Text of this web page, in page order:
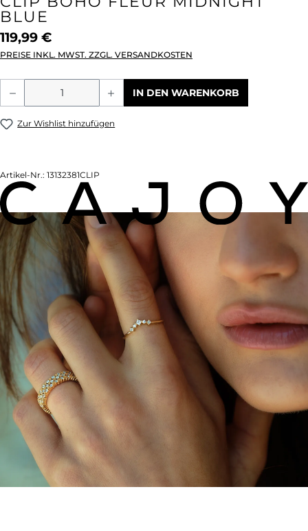
BLUE
119,99 €
PREISE INKL. MWST. ZZGL. VERSANDKOSTEN
Produkt Anzahl: Gib den gewünschten
IN DEN WARENKORB
Zur Wishlist hinzufügen
Artikel-Nr.: 13132381CLIP